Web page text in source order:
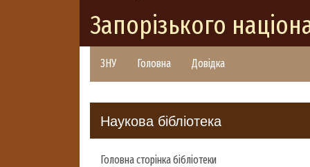
Запорізького
ЗНУ Головна Довідка
Наукова бібліотека
Головна сторінка бібліотеки